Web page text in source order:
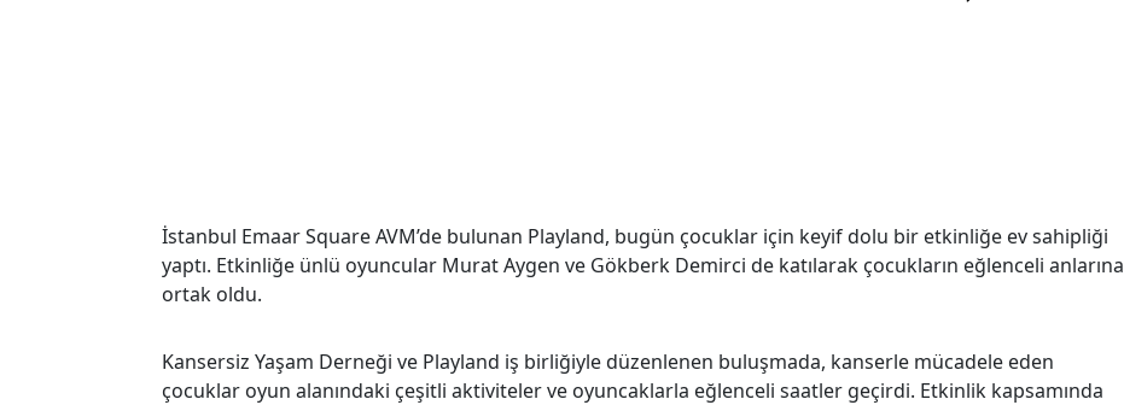
İstanbul Emaar Square AVM’de bulunan Playland, bugün çocuklar için keyif dolu bir etkinliğe ev sahipliği
yaptı. Etkinliğe ünlü oyuncular Murat Aygen ve Gökberk Demirci de katılarak çocukların eğlenceli anlarına
ortak oldu.
Kansersiz Yaşam Derneği ve Playland iş birliğiyle düzenlenen buluşmada, kanserle mücadele eden
çocuklar oyun alanındaki çeşitli aktiviteler ve oyuncaklarla eğlenceli saatler geçirdi. Etkinlik kapsamında